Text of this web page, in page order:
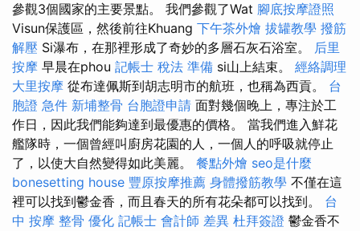
參觀3個國家的主要景點。 我們參觀了Wat 腳底按摩證照
Visun保護區，然後前往Khuang 下午茶外燴 拔罐教學 撥筋
解壓 Si瀑布，在那裡形成了奇妙的多層石灰石浴室。 后里
按摩 早晨在phou 記帳士 稅法 準備 si山上結束。 經絡調理
大里按摩 從布達佩斯到胡志明市的航班，也稱為西貢。 台
胞證 急件 新埔整骨 台胞證申請 面對幾個晚上，專注於工
作日，因此我們能夠達到最優惠的價格。 當我們進入鮮花
艦隊時，一個曾經叫廚房花園的人，一個人的呼吸就停止
了，以使大自然變得如此美麗。 餐點外燴 seo是什麼
bonesetting house 豐原按摩推薦 身體撥筋教學 不僅在這
裡可以找到鬱金香，而且春天的所有花朵都可以找到。 台
中 按摩 整骨 優化 記帳士 會計師 差異 杜拜簽證 鬱金香不